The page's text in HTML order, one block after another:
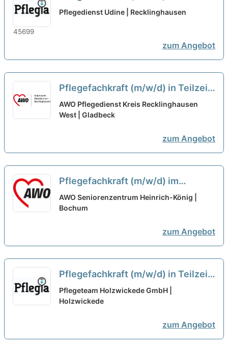
– Bei uns startet Ihre Karriere!
Pflegedienst Udine | Recklinghausen
zum Angebot
Pflegefachkraft (m/w/d) in Teilzeit
(bis 25h/Woche) – Attraktive
Arbeitszeiten bei Deinem neuen
AWO Pflegedienst Kreis Recklinghausen
West | Gladbeck
zum Angebot
Pflegefachkraft (m/w/d) im
Nachtdienst in Teilzeit - Wir
suchen Sie!
AWO Seniorenzentrum Heinrich-König |
Bochum
zum Angebot
Pflegefachkraft (m/w/d) in Teilzeit
- Werden Sie Teil unseres Teams!
neu
Pflegeteam Holzwickede GmbH |
Holzwickede
zum Angebot